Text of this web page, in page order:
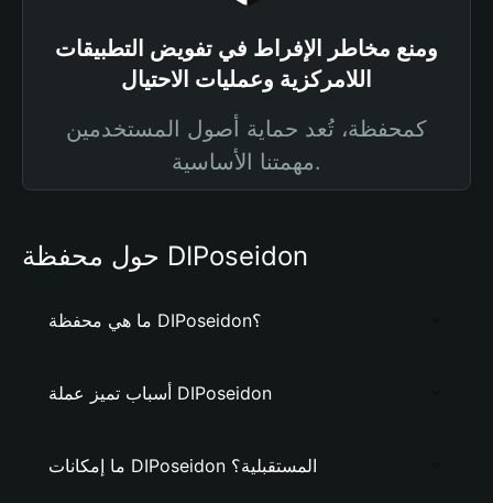
ومنع مخاطر الإفراط في تفويض التطبيقات
اللامركزية وعمليات الاحتيال
كمحفظة، تُعد حماية أصول المستخدمين
مهمتنا الأساسية.
حول محفظة DIPoseidon
ما هي محفظة DIPoseidon؟
أسباب تميز عملة DIPoseidon
ما إمكانات DIPoseidon المستقبلية؟